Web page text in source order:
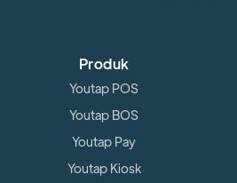
Produk
Youtap POS
Youtap BOS
Youtap Pay
Youtap Kiosk